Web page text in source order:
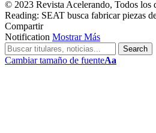
© 2023 Revista Acelerando, Todos los
Reading: SEAT busca fabricar piezas
Compartir
Notification Mostrar Más
Cambiar tamaño de fuenteAa